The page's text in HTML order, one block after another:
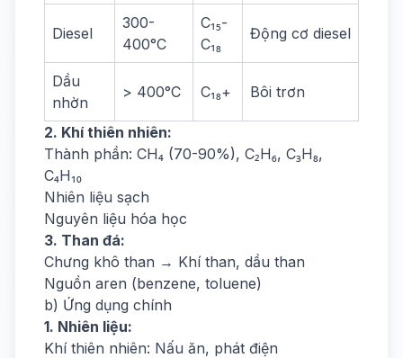
Diesel
300-
400°C
C₁₅-
C₁₈
Động cơ diesel
Dầu
nhờn
> 400°C C₁₈+ Bôi trơn
2. Khí thiên nhiên:
Thành phần: CH₄ (70-90%), C₂H₆, C₃H₈,
C₄H₁₀
Nhiên liệu sạch
Nguyên liệu hóa học
3. Than đá:
Chưng khô than → Khí than, dầu than
Nguồn aren (benzene, toluene)
b) Ứng dụng chính
1. Nhiên liệu:
Khí thiên nhiên: Nấu ăn, phát điện